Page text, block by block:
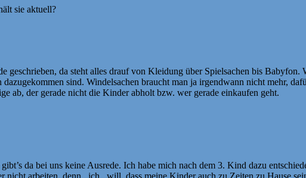
sie aktuell?
geschrieben, da steht alles drauf von Kleidung über Spielsachen bis Babyfon.
sind. Windelsachen braucht man ja irgendwann nicht mehr,
ab, der gerade nicht die Kinder abholt bzw. wer gerade einkaufen geht.
da bei uns keine Ausrede. Ich habe mich nach dem 3. Kind dazu
arbeiten, denn _ich_ will, dass meine Kinder auch zu Zeiten zu Hause